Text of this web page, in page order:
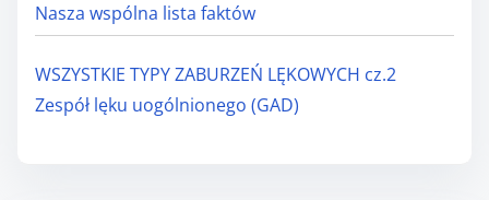
Nasza wspólna lista faktów
WSZYSTKIE TYPY ZABURZEŃ LĘKOWYCH cz.2
Zespół lęku uogólnionego (GAD)